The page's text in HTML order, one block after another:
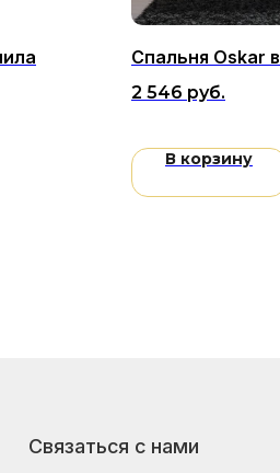
Спальня Oskar
2 546 руб.
В корзину